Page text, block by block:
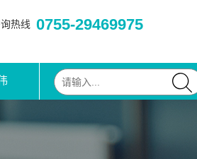
热线 0755-29469975